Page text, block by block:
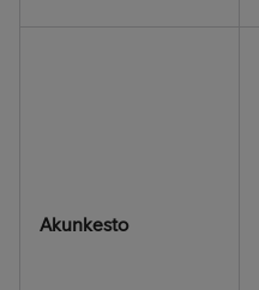
Akunkesto